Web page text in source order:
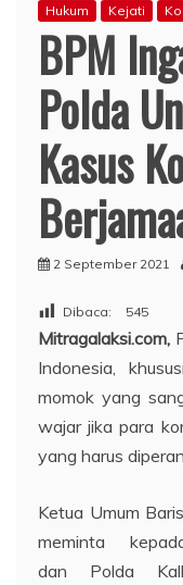
Hukum Kejati
BPM
Polda
Kasus
2 September 2021
Dibaca: 545
Mitragalaksi.com,
Indonesia,
momok yang
wajar jika para
yang harus
Ketua Umum
meminta
dan Polda